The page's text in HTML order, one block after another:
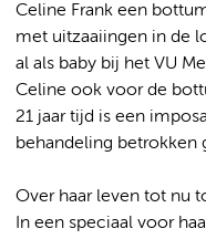
Celine Frank een
met uitzaaiingen in de
al als baby bij het VU
Celine ook voor de
21 jaar tijd is een
behandeling betrokken
Over haar leven tot nu
In een speciaal voor